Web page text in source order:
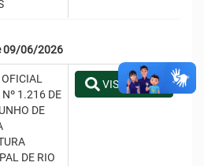
09/06/2026
Nº 1.216 DE
DE
DE RIO
VISUALIZAR